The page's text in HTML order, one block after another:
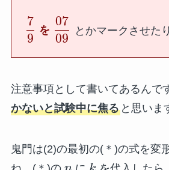
7
9
を
07
09
とかマークさせた
注意事項として書いてあるんで
かないと試験中に焦ると思いま
鬼門は(2)の最初の(＊)の式を変